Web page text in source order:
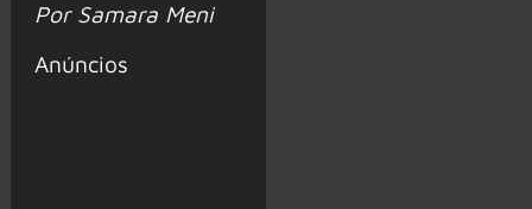
Por Samara Meni
Anúncios